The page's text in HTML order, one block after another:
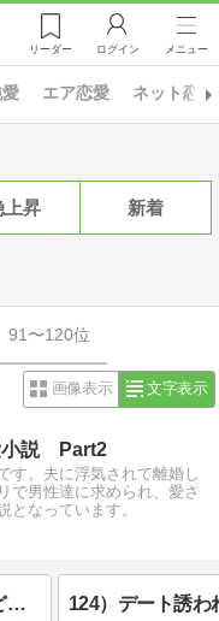
リーダー ログイン メニュー
エア恋愛 ネット恋愛
上昇 新着
91〜120位
画像表示 文字表示
小説 Part2
す。夫に浮気されて離婚し
で男性達に求められ、愛さ
となっています。
125）謝罪に来たまでは良かったけど、人妻の都合をもっと考えて行動してほしいよね？！